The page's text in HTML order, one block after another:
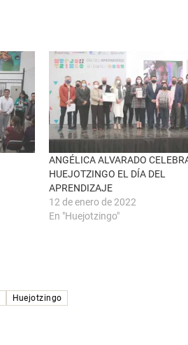
ANGÉLICA ALVARADO
HUEJOTZINGO EL DÍA DEL
APRENDIZAJE
12 de enero de 2022
En "Huejotzingo"
Huejotzingo